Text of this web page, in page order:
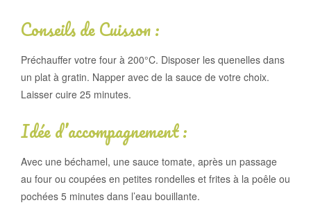
Conseils de Cuisson :
Préchauffer votre four à 200°C. Disposer les quenelles dans
un plat à gratin. Napper avec de la sauce de votre choix.
Laisser cuire 25 minutes.
Idée d’accompagnement :
Avec une béchamel, une sauce tomate, après un passage
au four ou coupées en petites rondelles et frites à la poêle ou
pochées 5 minutes dans l’eau bouillante.